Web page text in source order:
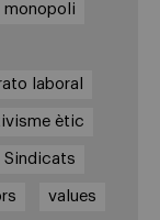
monopoli
laboral
ètic
Sindicats
values